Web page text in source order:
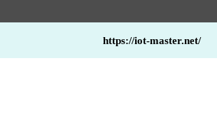
https://iot-master.net/